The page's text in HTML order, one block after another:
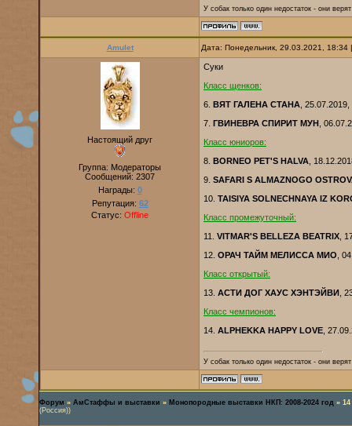
У собак только один недостаток - они
Amulet Дата: Понедельник, 29.03.2021,
Настоящий друг
Группа: Модераторы
Сообщений: 2307
Награды: 0
Репутация: 62
Статус: Offline
Суки
Класс щенков:
6. ВЯТ ГАЛЕНА СТАНА ,
7. ГВИНЕВРА СПИРИТ МУН ,
Класс юниоров:
8. BORNEO PET'S HALVA ,
9. SAFARI S ALMAZNOGO
10. TAISIYA SOLNECHNAYA IZ
Класс промежуточный:
11. VITMAR'S BELLEZA BEATRIX ,
12. ОРАЧ ТАЙМ МЕЛИССА МИО ,
Класс открытый:
13. АСТИ ДОГ ХАУС ХЭНТЭЙВИ ,
Класс чемпионов:
14. ALPHEKKA HAPPY LOVE ,
У собак только один недостаток - они
Форум » АмСтаффы и выставки » Монопородные выставки НКП: 2008-2024 год »
(Россия))